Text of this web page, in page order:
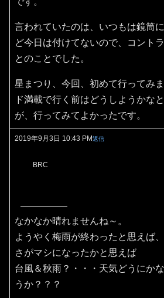
言われていたのは、いつもは鏡筒
ど今日は付けてないので、コント
とのことでした。
星まつり、今回、初めて行ってみ
ド満載で行く前はどうしようかな
が、行ってみてよかったです。
2019年9月3日 10:43 PM返信
BRC
なかなか晴れませんね～。
ようやく梅雨が終わったと思えば
さがマシになったかと思えば
台風＆秋雨？・・・天気どうにか
うか？？？